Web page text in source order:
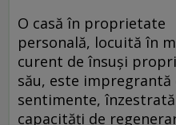
O casă în proprietate
personală, locuită în
curent de însuși
său, este impregrantă
sentimente,
capacități de